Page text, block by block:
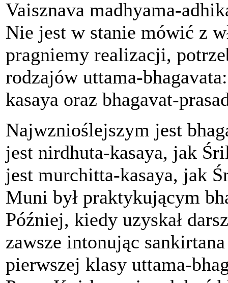
Vaisznava madhyama-
Nie jest w stanie mówić z
pragniemy realizacji,
rodzajów uttama-
kasaya oraz bhagavat-
Najwznioślejszym jest
jest nirdhuta-kasaya, jak
jest murchitta-kasaya, jak
Muni był praktykującym
Później, kiedy uzyskał
zawsze intonując
pierwszej klasy uttama-